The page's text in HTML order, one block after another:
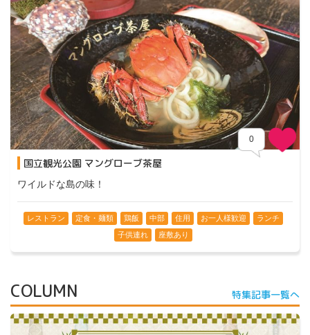
0
国立観光公園 マングローブ茶屋
ワイルドな島の味！
レストラン 定食・麺類 鶏飯 中部 住用 お一人様歓迎
ランチ
子供連れ
座敷あり
COLUMN 特集記事一覧へ